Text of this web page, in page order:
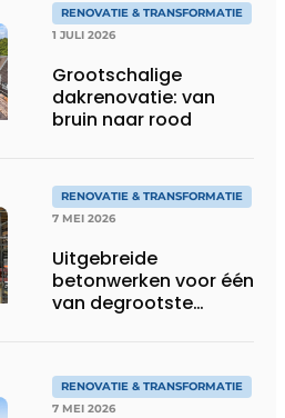
RENOVATIE & TRANSFORMATIE
1 JULI 2026
Grootschalige
dakrenovatie: van
bruin naar rood
RENOVATIE & TRANSFORMATIE
7 MEI 2026
Uitgebreide
betonwerken voor één
van degrootste
van Europa
RENOVATIE & TRANSFORMATIE
7 MEI 2026